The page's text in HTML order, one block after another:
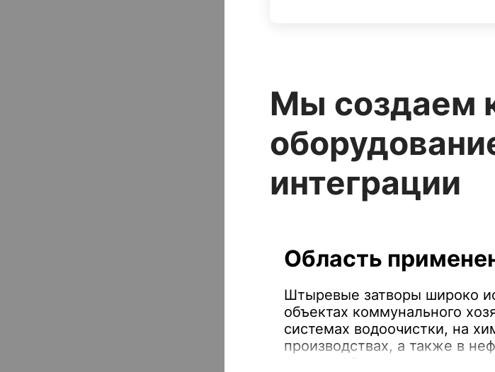
Мы создаем
интеграции
Область
Штыревые затворы широко
объектах коммунального
системах водоочистки, на
производствах, а также в